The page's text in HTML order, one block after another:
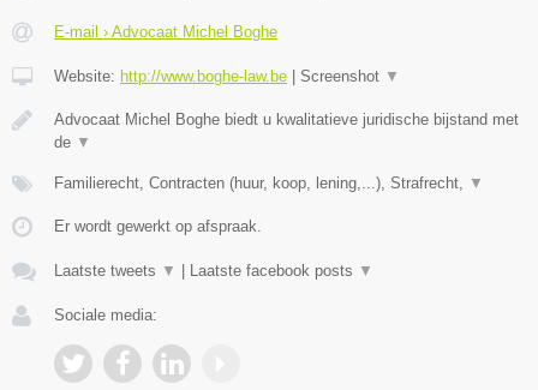
E-mail › Advocaat Michel Boghe
Website: http://www.boghe-law.be Screenshot ▼
Advocaat Michel Boghe biedt u kwalitatieve juridische bijstand met
de ▼
Familierecht, Contracten (huur, koop, lening,...), Strafrecht, ▼
Er wordt gewerkt op afspraak.
Laatste tweets ▼ Laatste facebook posts ▼
Sociale media: